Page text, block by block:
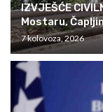
IZVJEŠĆE
Mostaru,
7 kolovoza, 2026